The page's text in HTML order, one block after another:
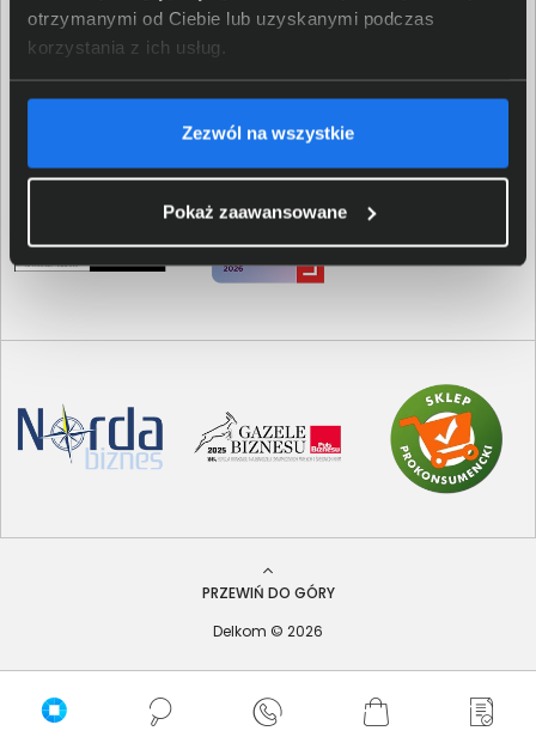
otrzymanymi od Ciebie lub uzyskanymi podczas
korzystania z ich usług.
Zezwól na wszystkie
Pokaż zaawansowane
PRZEWIŃ DO GÓRY
Delkom © 2026